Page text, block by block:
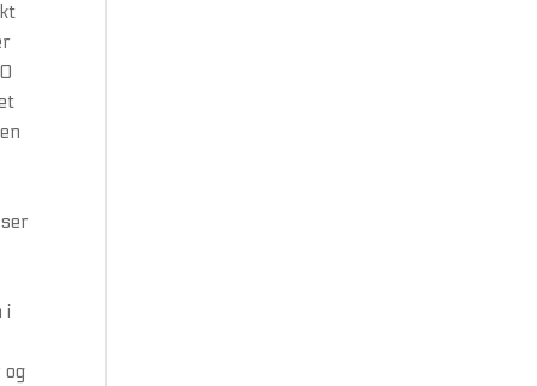
i
og